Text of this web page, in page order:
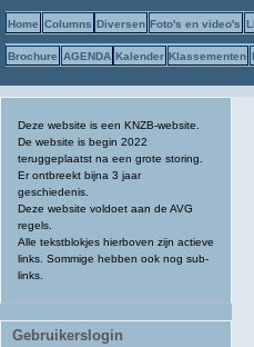
Home Columns Diversen Foto's en video's
Brochure AGENDA Kalender Klassementen
Deze website is een KNZB-website.
De website is begin 2022
teruggeplaatst na een grote storing.
Er ontbreekt bijna 3 jaar
geschiedenis.
Deze website voldoet aan de AVG
regels.
Alle tekstblokjes hierboven zijn actieve
links. Sommige hebben ook nog sub-
links.
Gebruikerslogin